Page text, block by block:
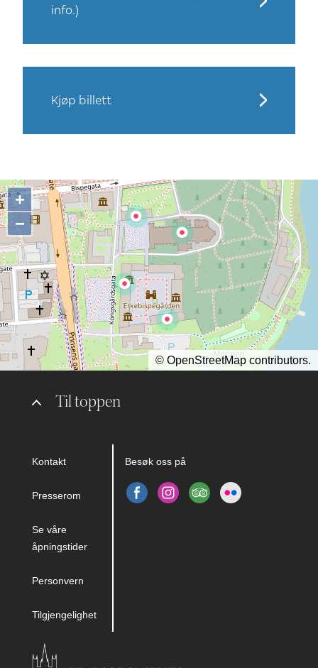
info.)
Kjøp billett
Til toppen
Kontakt
Presserom
Se våre
åpningstider
Personvern
Tilgjengelighet
Besøk oss på
+
−
© OpenStreetMap contributors.